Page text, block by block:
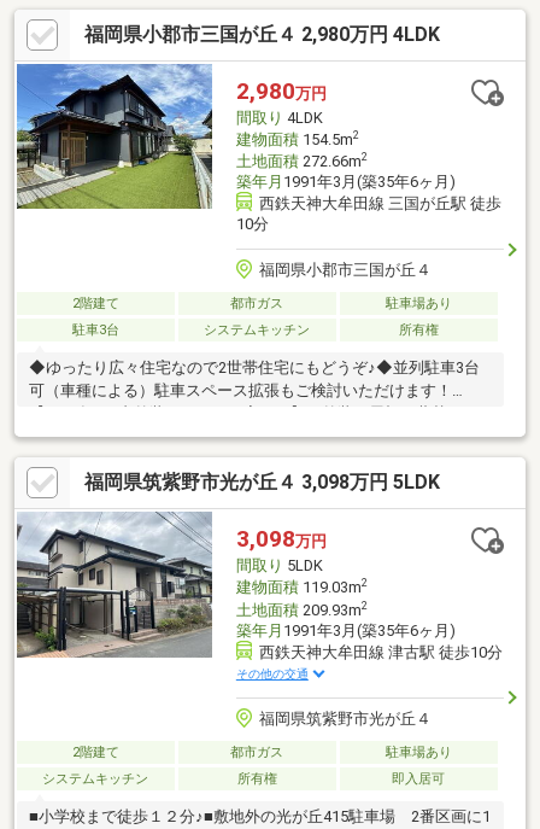
年9月に新品に交換済み（2031年9月まで故障保証付き）※法22条
区域・高さ10ｍ/外壁後退1.5ｍ/最低敷地面積200㎡ ※建ぺい率に
おいて、建築基準法第53条第3項第2号に基づく角地の指定を受け
ている場合は50％となります。内覧ご希望の際は、お早めにお問
い合わせください。
福岡県小郡市三国が丘４ 2,980万円 4LDK
2,980万円
間取り 4LDK
建物面積154.5m2
土地面積272.66m2
築年月 1991年3月(築35年6ヶ月)
西鉄天神大牟田線 三国が丘駅 徒歩
10分
福岡県小郡市三国が丘４
2階建て 都市ガス
駐車場あり
駐車3台
システムキッチン 所有権
◆ゆったり広々住宅なので2世帯住宅にもどうぞ♪◆並列駐車3台
可（車種による）駐車スペース拡張もご検討いただけます！
外壁塗装・外部塗装≪内装≫間取変更・フローリング張替・クロ
ス張替・CFシート張替・建具交換（一部）≪設備機器取替え≫キ
ッチン・浴室・トイレ・洗面台・ガス給湯器内覧ご希望の際は、
お早めにご連絡ください。ご不明な点はお気軽にお問い合わせく
ださい。
福岡県筑紫野市光が丘４ 3,098万円 5LDK
3,098万円
間取り 5LDK
建物面積119.03m2
土地面積209.93m2
築年月 1991年3月(築35年6ヶ月)
西鉄天神大牟田線 津古駅 徒歩10分
その他の交通
福岡県筑紫野市光が丘４
2階建て 都市ガス
駐車場あり
システムキッチン
所有権 即入居可
■小学校まで徒歩１２分♪■敷地外の光が丘415駐車場 2番区画に1